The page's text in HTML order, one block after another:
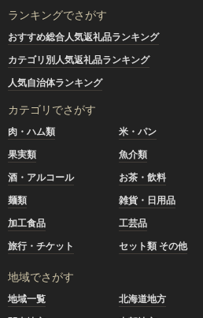
ランキングでさがす
おすすめ総合人気返礼品ランキング
カテゴリ別人気返礼品ランキング
人気自治体ランキング
カテゴリでさがす
肉・ハム類 米・パン
果実類
魚介類
酒・アルコール
お茶・飲料
麺類
雑貨・日用品
加工食品
工芸品
旅行・チケット
セット類 その他
地域でさがす
地域一覧 北海道地方